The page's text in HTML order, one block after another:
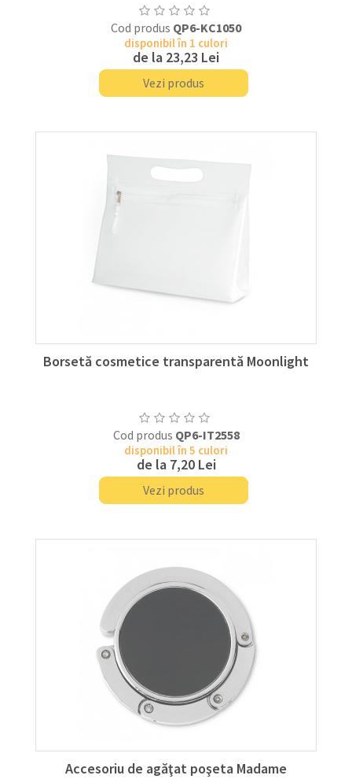
Cod produs QP6-KC1050
disponibil în 1 culori
de la 23,23 Lei
Vezi produs
Borsetă cosmetice transparentă Moonlight
Cod produs QP6-IT2558
disponibil în 5 culori
de la 7,20 Lei
Vezi produs
Accesoriu de agăţat poşeta Madame